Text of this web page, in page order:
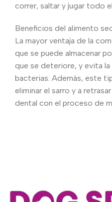
correr, saltar y jugar todo
Beneficios del alimento
La mayor ventaja de la
que se puede almacenar
que se deteriore, y evita
bacterias. Además, este
eliminar el sarro y a
dental con el proceso de